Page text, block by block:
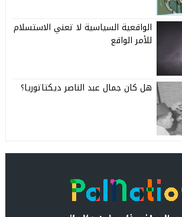
الواقعية السياسية لا تعني الاستسلام
للأمر الواقع
هل كان جمال عبد الناصر ديكتاتوريا؟